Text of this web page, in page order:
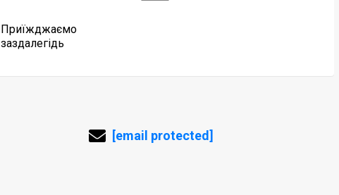
Приїжджаємо
заздалегідь
[email protected]